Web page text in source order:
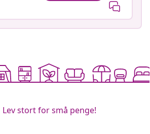
Lev stort for små penge!